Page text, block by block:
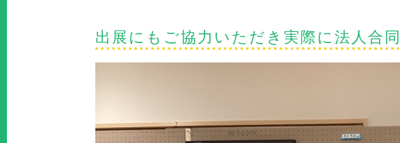
出展にもご協力いただき実際に法人合